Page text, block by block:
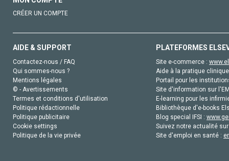
CRÉER UN COMPTE
AIDE & SUPPORT
Contactez-nous / FAQ
Qui sommes-nous ?
Mentions légales
© - Avertissements
Termes et conditions d'utilisation
Politique rédactionnelle
Politique publicitaire
Cookie settings
Politique de la vie privée
PLATEFORMES
Site e-commerce :
Aide à la pratique
Portail pour les
Site d'information sur
E-learning pour les
Bibliothèque d'e-books
Blog special IFSI :
Suivez notre actualité
Site d'emploi en santé :